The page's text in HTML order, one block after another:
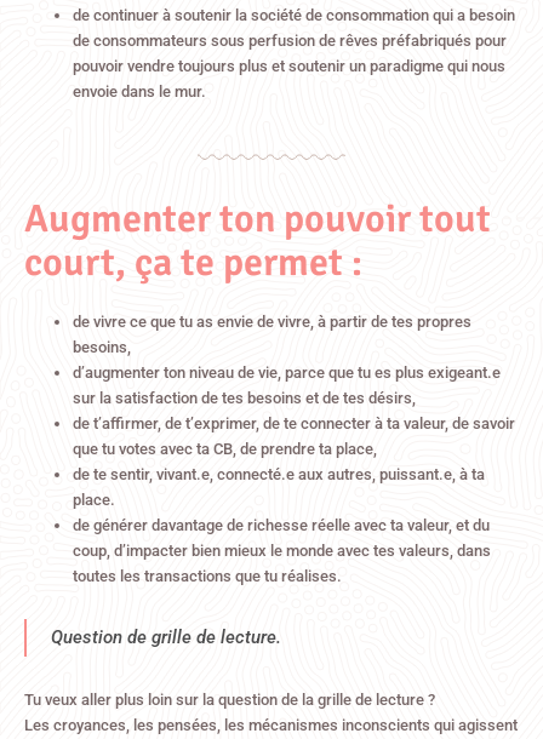
de continuer à soutenir la société de consommation qui a besoin
de consommateurs sous perfusion de rêves préfabriqués pour
pouvoir vendre toujours plus et soutenir un paradigme qui nous
envoie dans le mur.
Augmenter ton pouvoir tout
court, ça te permet :
de vivre ce que tu as envie de vivre, à partir de tes propres
besoins,
d’augmenter ton niveau de vie, parce que tu es plus exigeant.e
sur la satisfaction de tes besoins et de tes désirs,
de t’affirmer, de t’exprimer, de te connecter à ta valeur, de savoir
que tu votes avec ta CB, de prendre ta place,
de te sentir, vivant.e, connecté.e aux autres, puissant.e, à ta
place.
de générer davantage de richesse réelle avec ta valeur, et du
coup, d’impacter bien mieux le monde avec tes valeurs, dans
toutes les transactions que tu réalises.
Question de grille de lecture.
Tu veux aller plus loin sur la question de la grille de lecture ?
Les croyances, les pensées, les mécanismes inconscients qui agissent